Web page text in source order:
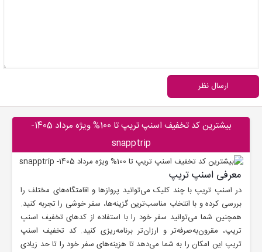
بیشترین کد تخفیف اسنپ تریپ تا 100% ویژه مرداد 1405-
snapptrip
معرفی اسنپ تریپ
در اسنپ تریپ با چند کلیک می‌توانید پروازها و اقامتگاه‌های مختلف را
بررسی کرده و با انتخاب مناسب‌ترین گزینه‌ها، سفر خوشی را تجربه کنید.
همچنین شما می‌توانید سفر خود را با استفاده از کدهای تخفیف اسنپ
تریپ، مقرون‌به‌صرفه‌تر و ارزان‌تر برنامه‌ریزی کنید. کد تخفیف اسنپ
تریپ این امکان را به شما می‌دهد تا هزینه‌های سفر خود را تا حد زیادی
ارسال نظر